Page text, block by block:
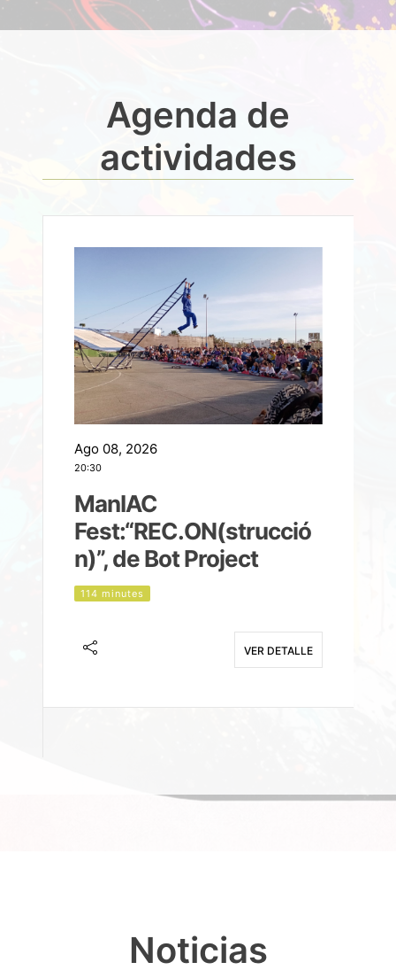
Agenda de
actividades
Ago 08, 2026
20:30
ManIAC
Fest:“REC.ON(strucció
n)”, de Bot Project
114 minutes
VER DETALLE
Noticias